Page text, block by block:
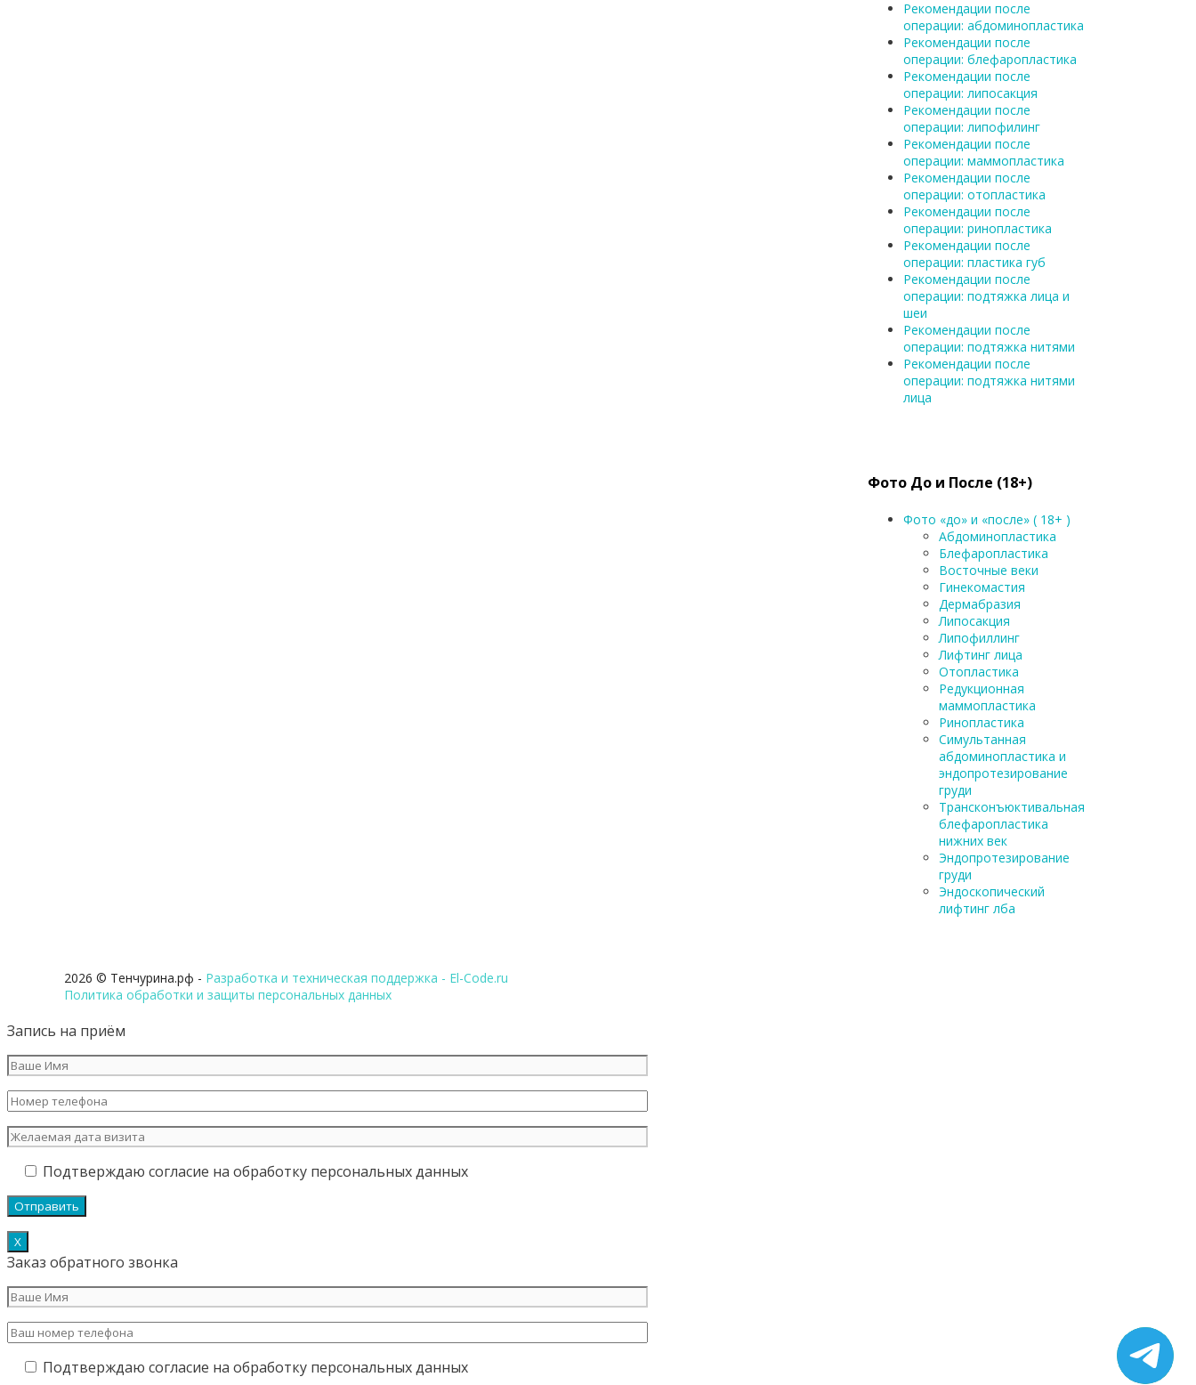
Рекомендации после
операции: абдоминопластика
Рекомендации после
операции: блефаропластика
Рекомендации после
операции: липосакция
Рекомендации после
операции: липофилинг
Рекомендации после
операции: маммопластика
Рекомендации после
операции: отопластика
Рекомендации после
операции: ринопластика
Рекомендации после
операции: пластика губ
Рекомендации после
операции: подтяжка лица и
шеи
Рекомендации после
операции: подтяжка нитями
Рекомендации после
операции: подтяжка нитями
лица
Фото До и После (18+)
Фото «до» и «после» ( 18+ )
Абдоминопластика
Блефаропластика
Восточные веки
Гинекомастия
Дермабразия
Липосакция
Липофиллинг
Лифтинг лица
Отопластика
Редукционная
маммопластика
Ринопластика
Симультанная
абдоминопластика и
эндопротезирование
груди
Трансконъюктивальная
блефаропластика
нижних век
Эндопротезирование
груди
Эндоскопический
лифтинг лба
2026 © Тенчурина.рф - Разработка и техническая поддержка - El-Code.ru
Политика обработки и защиты персональных данных
Запись на приём
Подтверждаю согласие на обработку персональных данных
Х
Заказ обратного звонка
Подтверждаю согласие на обработку персональных данных